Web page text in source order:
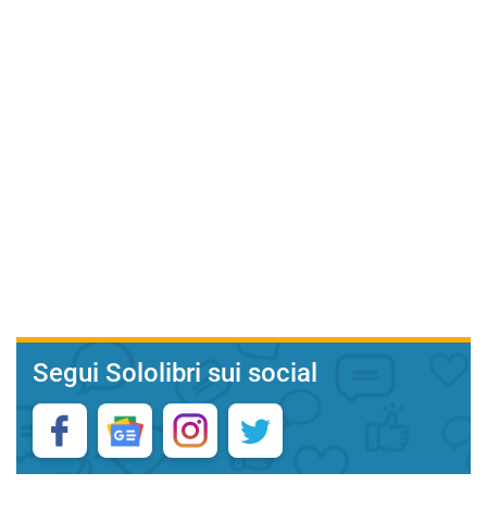
Segui Sololibri sui social